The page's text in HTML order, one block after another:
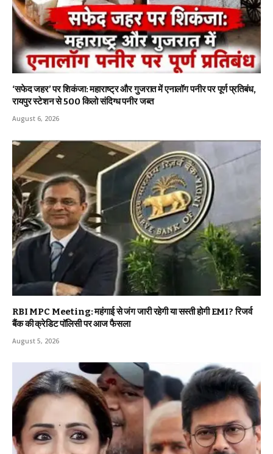
‘सफेद जहर’ पर शिकंजा: महाराष्ट्र और गुजरात में एनालॉग पनीर पर पूर्ण प्रतिबंध,
रायपुर स्टेशन से 500 किलो संदिग्ध पनीर जब्त
August 6, 2026
RBI MPC Meeting: महंगाई से जंग जारी रहेगी या सस्ती होगी EMI? रिजर्व
बैंक की क्रेडिट पॉलिसी पर आज फैसला
August 5, 2026